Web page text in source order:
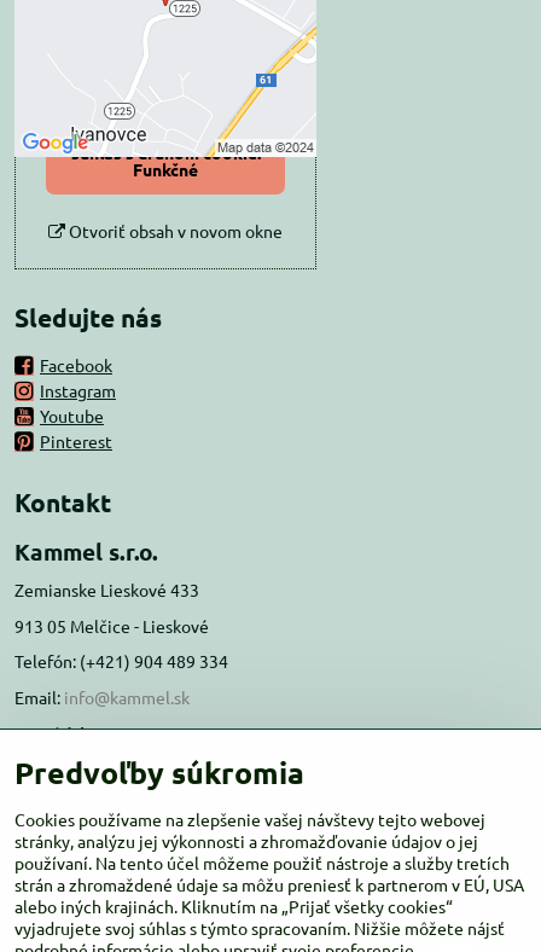
Prajete si načítať externý obsah?
Povoliť tentokrát
Povoliť a zapamätať -
súhlas s druhom cookie:
Funkčné
Otvoriť obsah v novom okne
Sledujte nás
Facebook
Instagram
Youtube
Pinterest
Kontakt
Kammel s.r.o.
Zemianske Lieskové 433
913 05 Melčice - Lieskové
Telefón: (+421) 904 489 334
Email: info@kammel.sk
Prevádzka:
Administratívna budova PD Melčice
Otváracie hodiny:PO-ŠT 8:00 - 16:00
PIA-NE Zatvorené
Predvoľby súkromia
Cookies používame na zlepšenie vašej návštevy tejto webovej
stránky, analýzu jej výkonnosti a zhromažďovanie údajov o jej
používaní. Na tento účel môžeme použiť nástroje a služby tretích
strán a zhromaždené údaje sa môžu preniesť k partnerom v EÚ, USA
alebo iných krajinách. Kliknutím na „Prijať všetky cookies“
vyjadrujete svoj súhlas s týmto spracovaním. Nižšie môžete nájsť